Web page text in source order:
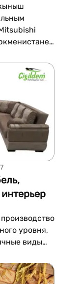
уровня,
виды
мебелью.
для